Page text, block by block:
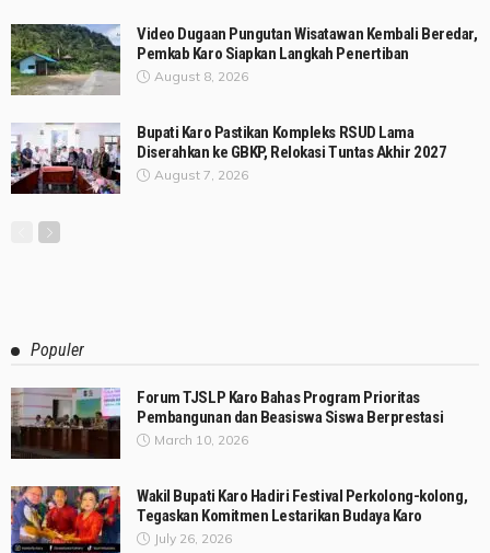
Video Dugaan Pungutan Wisatawan Kembali Beredar,
Pemkab Karo Siapkan Langkah Penertiban
August 8, 2026
Bupati Karo Pastikan Kompleks RSUD Lama
Diserahkan ke GBKP, Relokasi Tuntas Akhir 2027
August 7, 2026
Populer
Forum TJSLP Karo Bahas Program Prioritas
Pembangunan dan Beasiswa Siswa Berprestasi
March 10, 2026
Wakil Bupati Karo Hadiri Festival Perkolong-kolong,
Tegaskan Komitmen Lestarikan Budaya Karo
July 26, 2026